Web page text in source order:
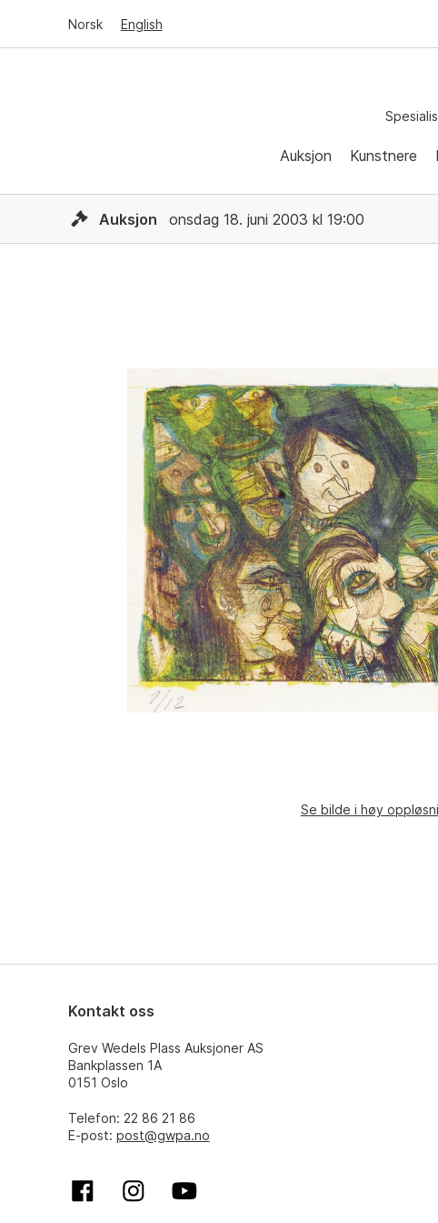
Norsk English
Auksjon Kunstnere
Auksjon onsdag 18. juni 2003 kl 19:00
Se bilde i høy
Kontakt oss
Grev Wedels Plass Auksjoner AS
Bankplassen 1A
0151 Oslo
Telefon: 22 86 21 86
E-post: post@gwpa.no